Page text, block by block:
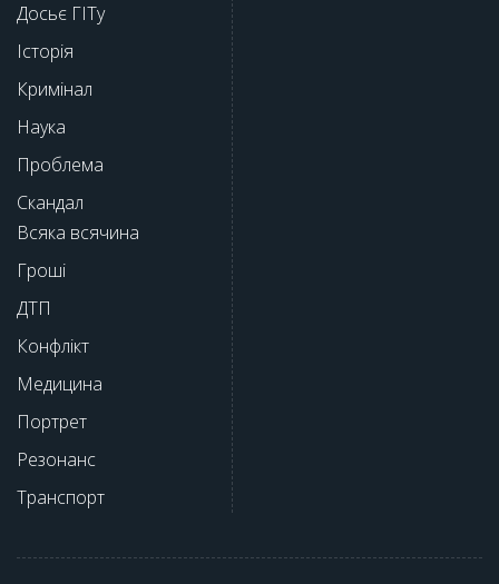
Досьє ГІТу
Історія
Кримінал
Наука
Проблема
Скандал
Всяка всячина
Гроші
ДТП
Конфлікт
Медицина
Портрет
Резонанс
Транспорт